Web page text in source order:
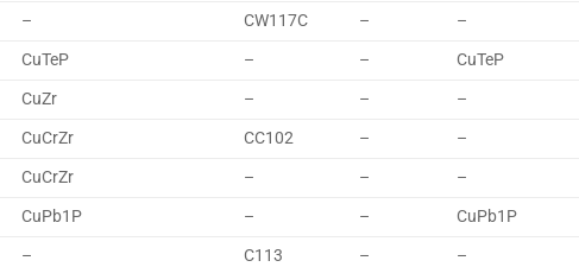
– CW117C –
–
CuTeP – –
CuTeP
CuZr – –
–
CuCrZr CC102 –
–
CuCrZr – –
–
CuPb1P – –
CuPb1P
– C113 –
–